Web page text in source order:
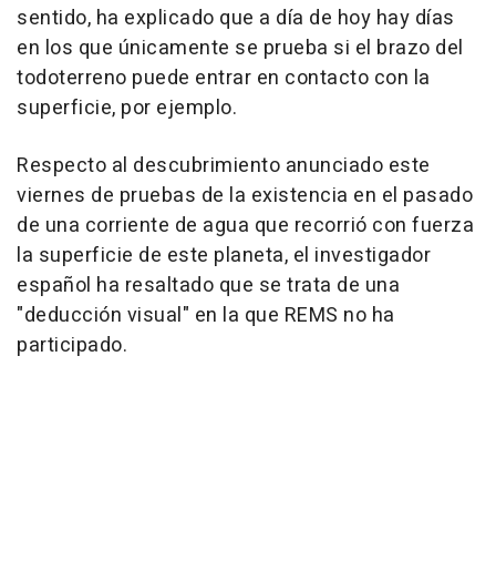
sentido, ha explicado que a día de hoy hay días
en los que únicamente se prueba si el brazo del
todoterreno puede entrar en contacto con la
superficie, por ejemplo.
Respecto al descubrimiento anunciado este
viernes de pruebas de la existencia en el pasado
de una corriente de agua que recorrió con fuerza
la superficie de este planeta, el investigador
español ha resaltado que se trata de una
"deducción visual" en la que REMS no ha
participado.